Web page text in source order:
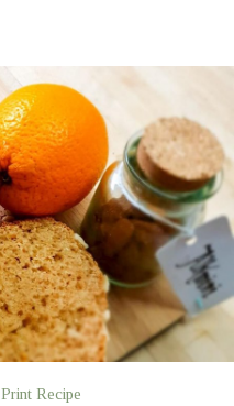
Print Recipe